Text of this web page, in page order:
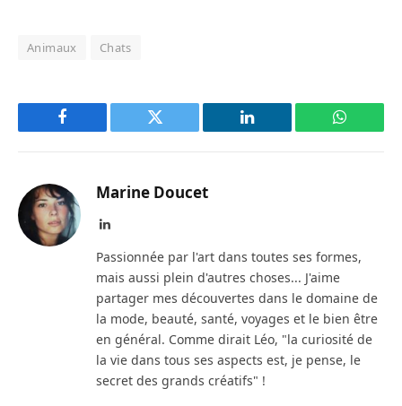
Animaux Chats
Facebook Twitter LinkedIn
Marine Doucet
LinkedIn
Passionnée par l'art dans toutes ses formes,
mais aussi plein d'autres choses... J'aime
partager mes découvertes dans le domaine de
la mode, beauté, santé, voyages et le bien être
en général. Comme dirait Léo, "la curiosité de
la vie dans tous ses aspects est, je pense, le
secret des grands créatifs" !